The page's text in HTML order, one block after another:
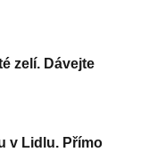
zelí. Dávejte
v Lidlu. Přímo